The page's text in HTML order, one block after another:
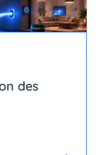
des